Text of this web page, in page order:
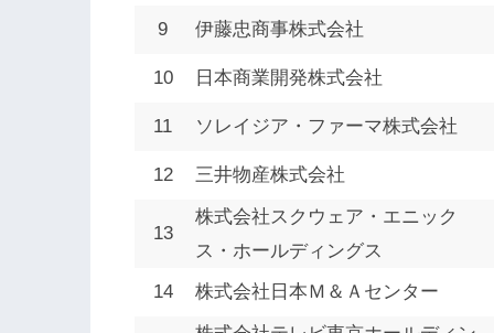
9 伊藤忠商事株式会社
10 日本商業開発株式会社
11 ソレイジア・ファーマ株式会社
12 三井物産株式会社
13
株式会社スクウェア・エニック
ス・ホールディングス
14
株式会社日本Ｍ＆Ａセンター